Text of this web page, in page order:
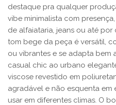
destaque pra qualquer
vibe minimalista com
de alfaiataria, jeans ou até por
tom bege da peça é versátil,
ou vibrantes e se adapta bem
casual chic ao urbano
viscose revestido em
agradável e não esquenta em
usar em diferentes climas. O